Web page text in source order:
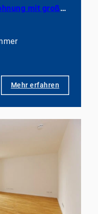
Immergrün - 2 Zimmerwohnung mit großem Balkon, EBK und Duschbad
Mehr erfahren